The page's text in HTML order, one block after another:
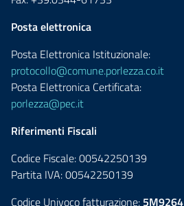
Posta elettronica
Posta Elettronica Istituzionale:
protocollo@comune.porlezza.co.it
Posta Elettronica Certificata:
porlezza@pec.it
Riferimenti Fiscali
Codice Fiscale: 00542250139
Partita IVA: 00542250139
Codice Univoco fatturazione: 5M9264